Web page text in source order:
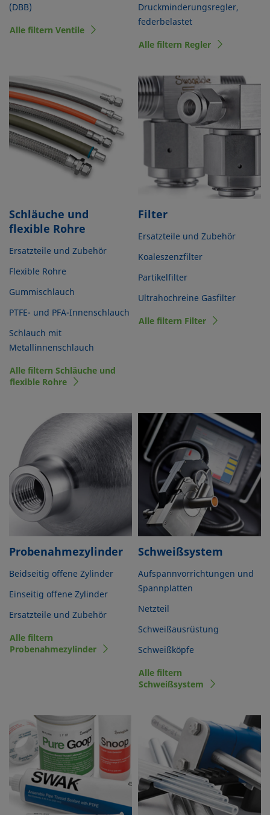
(DBB)
Alle filtern Ventile
Druckminderungsregler,
federbelastet
Alle filtern Regler
Schläuche und
flexible Rohre
Ersatzteile und Zubehör
Flexible Rohre
Gummischlauch
PTFE- und PFA-Innenschlauch
Schlauch mit
Metallinnenschlauch
Alle filtern Schläuche und
flexible Rohre
Filter
Ersatzteile und Zubehör
Koaleszenzfilter
Partikelfilter
Ultrahochreine Gasfilter
Alle filtern Filter
Probenahmezylinder
Beidseitig offene Zylinder
Einseitig offene Zylinder
Ersatzteile und Zubehör
Alle filtern
Probenahmezylinder
Schweißsystem
Aufspannvorrichtungen und
Spannplatten
Netzteil
Schweißausrüstung
Schweißköpfe
Alle filtern
Schweißsystem